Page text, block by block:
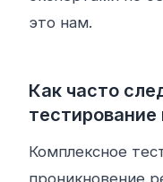
это нам.
Как часто
тестирование
Комплексное
проникновение